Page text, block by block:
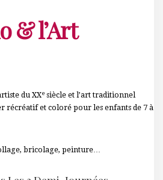
& l’Art
du XXe siècle et l’art traditionnel
récréatif et coloré pour les enfants de 7 à
bricolage, peinture…